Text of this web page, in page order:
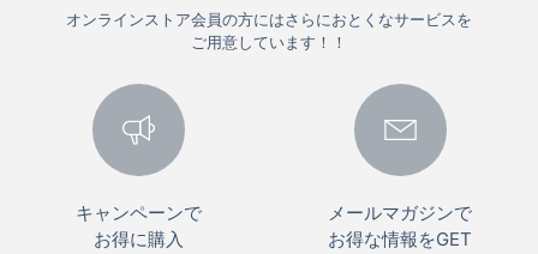
オンラインストア会員の方にはさらにおとくなサービスを
ご用意しています！！
キャンペーンで
お得に購入
メールマガジンで
お得な情報をGET